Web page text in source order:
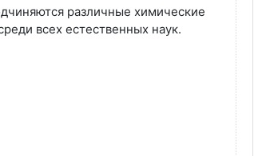
различные химические
всех естественных наук.